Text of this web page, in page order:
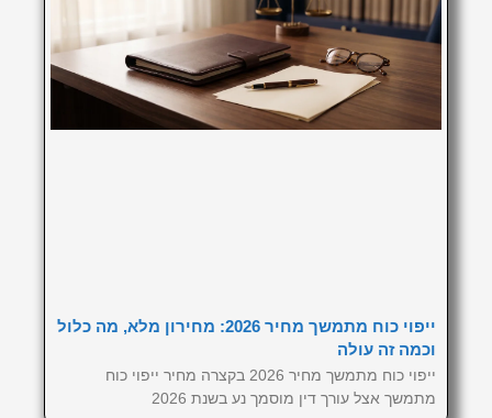
ייפוי כוח מתמשך מחיר 2026: מחירון מלא, מה כלול
וכמה זה עולה
ייפוי כוח מתמשך מחיר 2026 בקצרה מחיר ייפוי כוח
מתמשך אצל עורך דין מוסמך נע בשנת 2026